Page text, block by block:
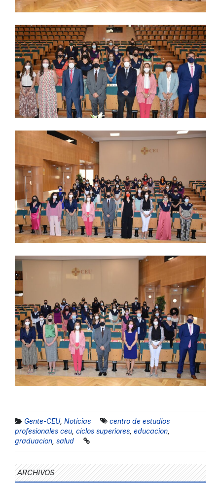
Gente-CEU, Noticias
centro de estudios
profesionales ceu ciclos superiores educacion
graduacion salud
ARCHIVOS